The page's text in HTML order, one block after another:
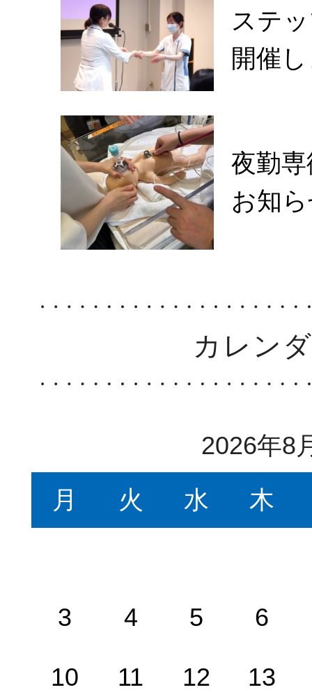
ステ
開催
夜勤
お知
カレン
2026年8
月
火 水 木
3 4 5 6
10 11 12 13